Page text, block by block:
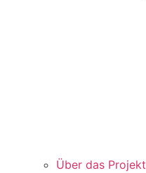
Über das Projekt